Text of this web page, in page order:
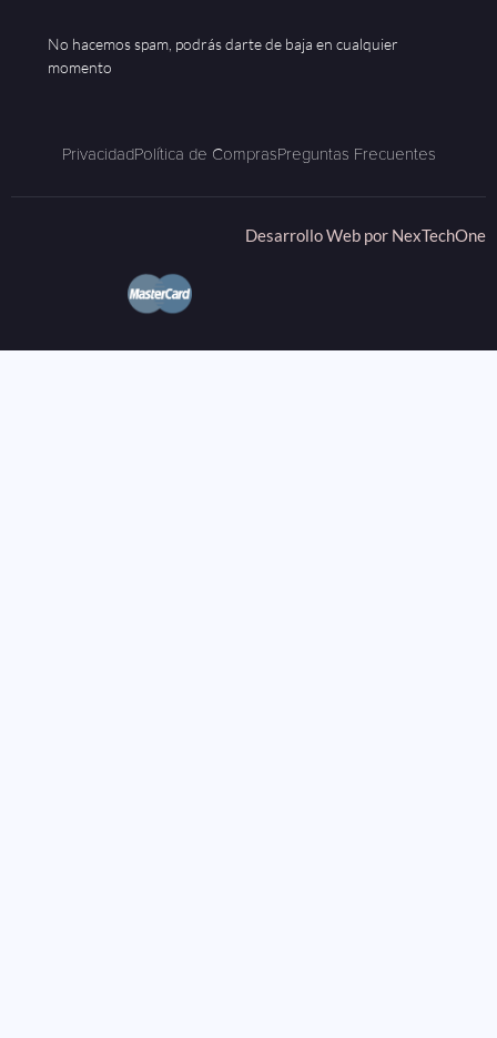
No hacemos spam, podrás darte de baja en cualquier
momento
PrivacidadPolítica de ComprasPreguntas Frecuentes
Desarrollo Web por NexTechOne